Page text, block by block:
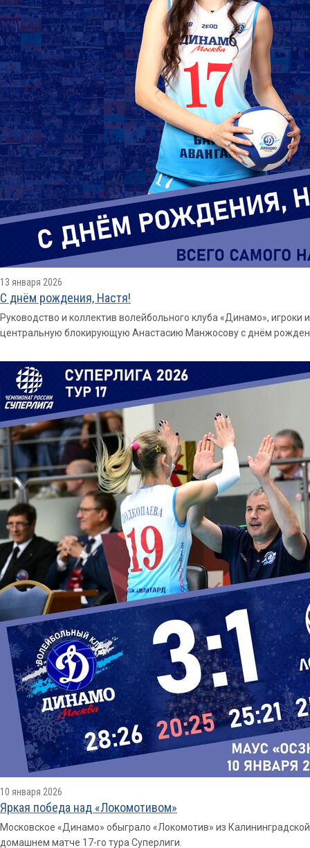
13 января 2026
С днём рождения, Настя!
Руководство и коллектив волейбольного клуба «Динамо»,
центральную блокирующую Анастасию Манжосову с днём
10 января 2026
Яркая победа над «Локомотивом»
Московское «Динамо» обыграло «Локомотив» из
домашнем матче 17-го тура Суперлиги.